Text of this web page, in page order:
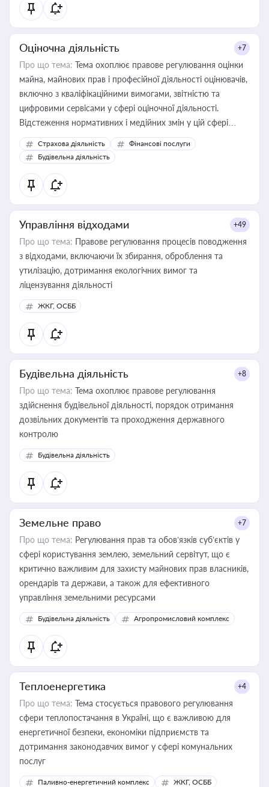
Оціночна діяльність +7
Про що тема: Тема охоплює правове регулювання оцінки
майна, майнових прав і професійної діяльності оцінювачів,
включно з кваліфікаційними вимогами, звітністю та
цифровими сервісами у сфері оціночної діяльності.
Відстеження нормативних і медійних змін у цій сфері
корисне для власника бізнесу, керівника, юриста або
бухгалтера під час оподаткування, приватизації, оренди
державного майна, корпоративних угод і перевірки
статусу суб'єктів оціночної діяльності
Страхова діяльність
Фінансові послуги
Будівельна діяльність
Управління відходами +49
Про що тема: Правове регулювання процесів поводження
з відходами, включаючи їх збирання, оброблення та
утилізацію, дотримання екологічних вимог та
ліцензування діяльності
ЖКГ, ОСББ
Будівельна діяльність +8
Про що тема: Тема охоплює правове регулювання
здійснення будівельної діяльності, порядок отримання
дозвільних документів та проходження державного
контролю
Будівельна діяльність
Земельне право +7
Про що тема: Регулювання прав та обов’язків суб’єктів у
сфері користування землею, земельний сервітут, що є
критично важливим для захисту майнових прав власників,
орендарів та держави, а також для ефективного
управління земельними ресурсами
Будівельна діяльність Агропромисловий комплекс
Теплоенергетика +4
Про що тема: Тема стосується правового регулювання
сфери теплопостачання в Україні, що є важливою для
енергетичної безпеки, економіки підприємств та
дотримання законодавчих вимог у сфері комунальних
послуг
Паливно-енергетичний комплекс ЖКГ, ОСББ